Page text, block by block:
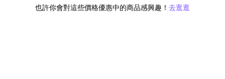
也許你會對這些價格優惠中的商品感興趣！ 去逛逛